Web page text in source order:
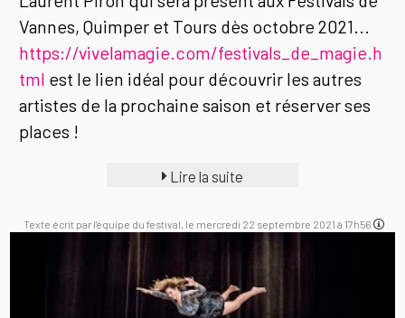
Vannes, Quimper et Tours dès octobre 2021...
https://vivelamagie.com/festivals_de_magie.h
tml est le lien idéal pour découvrir les autres
artistes de la prochaine saison et réserver ses
places !
Lire la suite
Texte écrit par l'équipe du festival, le mercredi 22 septembre 2021 à 17h56